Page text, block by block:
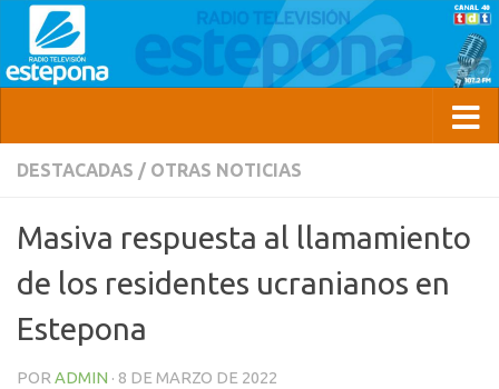
DESTACADAS / OTRAS NOTICIAS
Masiva respuesta al llamamiento
de los residentes ucranianos en
Estepona
POR ADMIN · 8 DE MARZO DE 2022